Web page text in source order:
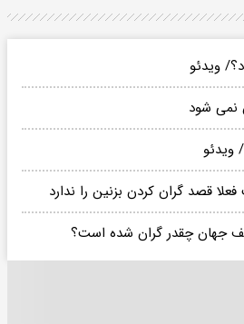
ویدئو
نمی شود
ویدئو
قصد گران کردن بزنین را ندارد
جهان چقدر گران شده است؟